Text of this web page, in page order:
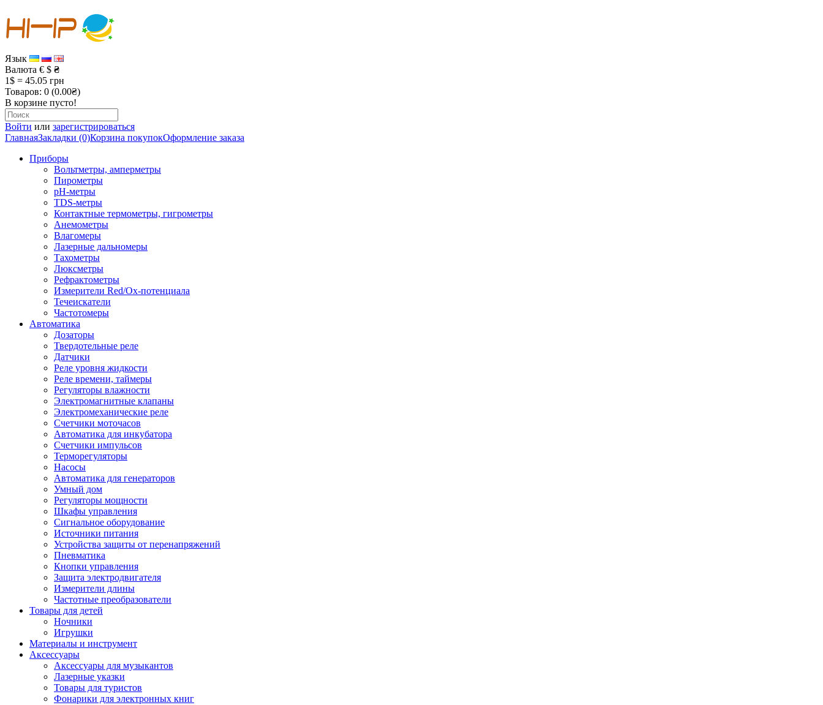
Язык
Валюта € $ ₴
1$ = 45.05 грн
Товаров: 0 (0.00₴)
В корзине пусто!
Войти или зарегистрироваться
ГлавнаяЗакладки (0)Корзина покупокОформление заказа
Приборы
Вольтметры, амперметры
Пирометры
рН-метры
TDS-метры
Контактные термометры, гигрометры
Анемометры
Влагомеры
Лазерные дальномеры
Тахометры
Люксметры
Рефрактометры
Измерители Red/Ox-потенциала
Течеискатели
Частотомеры
Автоматика
Дозаторы
Твердотельные реле
Датчики
Реле уровня жидкости
Реле времени, таймеры
Регуляторы влажности
Электромагнитные клапаны
Электромеханические реле
Счетчики моточасов
Автоматика для инкубатора
Счетчики импульсов
Терморегуляторы
Насосы
Автоматика для генераторов
Умный дом
Регуляторы мощности
Шкафы управления
Сигнальное оборудование
Источники питания
Устройства защиты от перенапряжений
Пневматика
Кнопки управления
Защита электродвигателя
Измерители длины
Частотные преобразователи
Товары для детей
Ночники
Игрушки
Материалы и инструмент
Аксессуары
Аксессуары для музыкантов
Лазерные указки
Товары для туристов
Фонарики для электронных книг